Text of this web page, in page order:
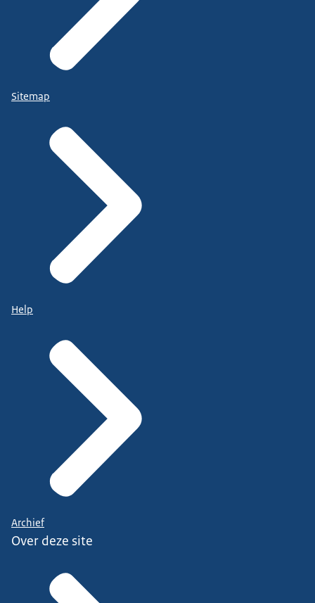
Sitemap
Help
Archief
Over deze site